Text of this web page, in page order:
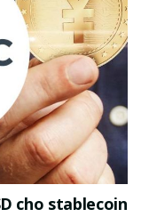
cho stablecoin